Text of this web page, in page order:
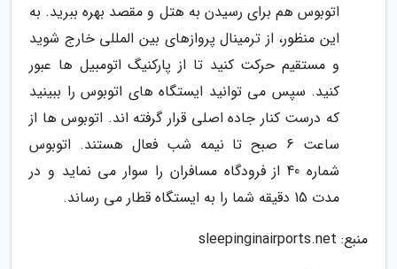
اتوبوس هم برای رسیدن به هتل و مقصد بهره ببرید. به
این منظور، از ترمینال پروازهای بین المللی خارج شوید
و مستقیم حرکت کنید تا از پارکنیگ اتومبیل ها عبور
کنید. سپس می توانید ایستگاه های اتوبوس را ببینید
که درست کنار جاده اصلی قرار گرفته اند. اتوبوس ها از
ساعت 6 صبح تا نیمه شب فعال هستند. اتوبوس
شماره 40 از فرودگاه مسافران را سوار می نماید و در
مدت 15 دقیقه شما را به ایستگاه قطار می رساند.
منبع: sleepinginairports.net